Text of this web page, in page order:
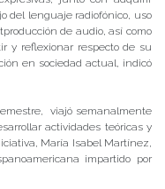
del lenguaje radiofónico, uso
de audio, así como
y reflexionar respecto de su
en sociedad actual, indicó
viajó semanalmente
actividades teóricas y
María Isabel Martínez,
impartido por